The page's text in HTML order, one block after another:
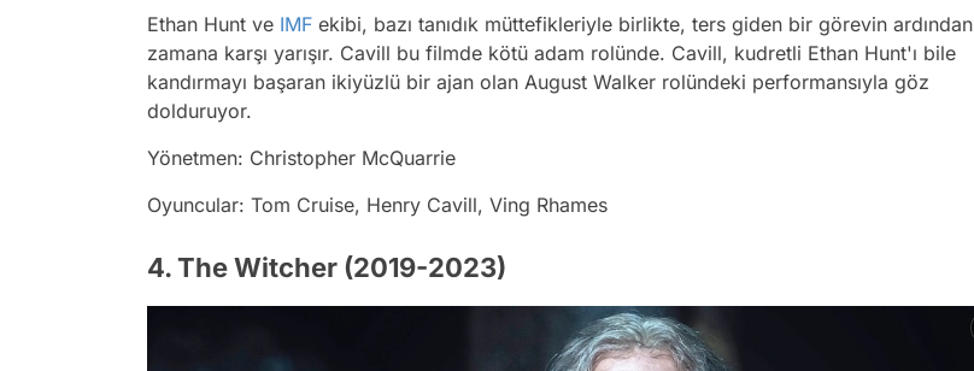
Ethan Hunt ve IMF ekibi, bazı tanıdık müttefikleriyle birlikte, ters giden bir görevin ardından
zamana karşı yarışır. Cavill bu filmde kötü adam rolünde. Cavill, kudretli Ethan Hunt'ı bile
kandırmayı başaran ikiyüzlü bir ajan olan August Walker rolündeki performansıyla göz
dolduruyor.
Yönetmen: Christopher McQuarrie
Oyuncular: Tom Cruise, Henry Cavill, Ving Rhames
4. The Witcher (2019-2023)